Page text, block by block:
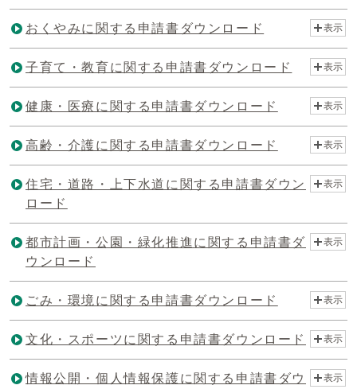
おくやみに関する申請書ダウンロード 表示
子育て・教育に関する申請書ダウンロード 表示
健康・医療に関する申請書ダウンロード 表示
高齢・介護に関する申請書ダウンロード 表示
住宅・道路・上下水道に関する申請書ダウン
ロード
表示
都市計画・公園・緑化推進に関する申請書ダ
ウンロード
表示
ごみ・環境に関する申請書ダウンロード 表示
文化・スポーツに関する申請書ダウンロード 表示
情報公開・個人情報保護に関する申請書ダウ
表示